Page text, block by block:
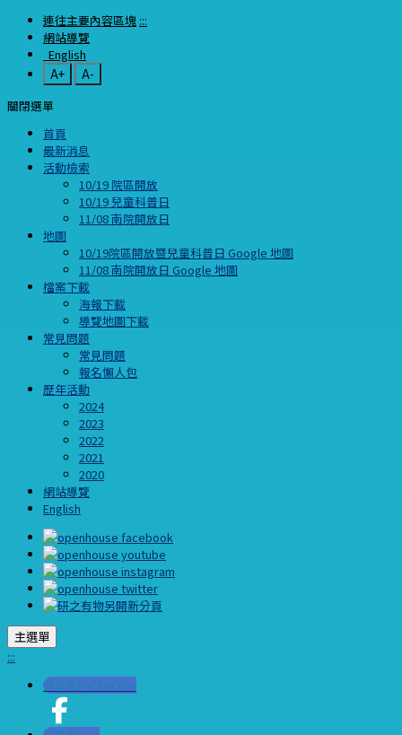
連往主要內容區塊 :::
網站導覽
English
A+
A-
關閉選單
首頁
最新消息
活動檢索
10/19 院區開放
10/19 兒童科普日
11/08 南院開放日
地圖
10/19院區開放暨兒童科普日 Google 地圖
11/08 南院開放日 Google 地圖
檔案下載
海報下載
導覽地圖下載
常見問題
常見問題
報名懶人包
歷年活動
2024
2023
2022
2021
2020
網站導覽
English
主選單
:::
分享至FACEBOOK